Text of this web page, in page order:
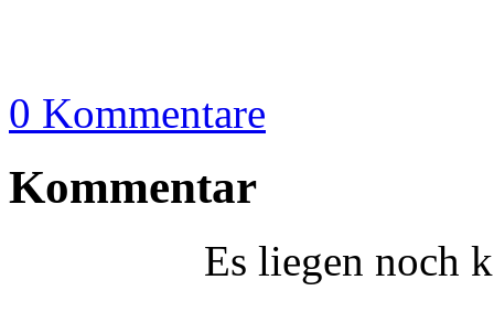
0 Kommentare
Kommentar
Es liegen noch